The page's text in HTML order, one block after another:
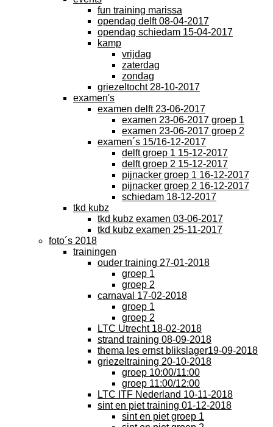
fun training marissa
opendag delft 08-04-2017
opendag schiedam 15-04-2017
kamp
vrijdag
zaterdag
zondag
griezeltocht 28-10-2017
examen's
examen delft 23-06-2017
examen 23-06-2017 groep 1
examen 23-06-2017 groep 2
examen´s 15/16-12-2017
delft groep 1 15-12-2017
delft groep 2 15-12-2017
pijnacker groep 1 16-12-2017
pijnacker groep 2 16-12-2017
schiedam 18-12-2017
tkd kubz
tkd kubz examen 03-06-2017
tkd kubz examen 25-11-2017
foto´s 2018
trainingen
ouder training 27-01-2018
groep 1
groep 2
carnaval 17-02-2018
groep 1
groep 2
LTC Utrecht 18-02-2018
strand training 08-09-2018
thema les ernst blikslager19-09-2018
griezeltraining 20-10-2018
groep 10:00/11:00
groep 11:00/12:00
LTC ITF Nederland 10-11-2018
sint en piet training 01-12-2018
sint en piet groep 1